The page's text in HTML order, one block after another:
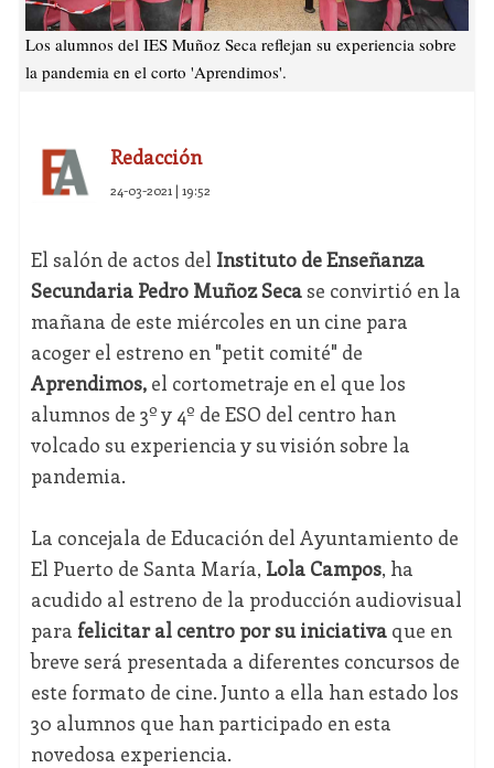
Los alumnos del IES Muñoz Seca reflejan su experiencia sobre
la pandemia en el corto 'Aprendimos'.
Redacción
24-03-2021 | 19:52
El salón de actos del Instituto de Enseñanza
Secundaria Pedro Muñoz Secase convirtió en la
mañana de este miércoles en un cine para
acoger el estreno en "petit comité" de
Aprendimos,el cortometraje en el que los
alumnos de 3º y 4º de ESO del centro han
volcado su experiencia y su visión sobre la
pandemia.
La concejala de Educación del Ayuntamiento de
El Puerto de Santa María, Lola Campos, ha
acudido al estreno de la producción audiovisual
para felicitar al centro por su iniciativaque en
breve será presentada a diferentes concursos de
este formato de cine. Junto a ella han estado los
30 alumnos que han participado en esta
novedosa experiencia.